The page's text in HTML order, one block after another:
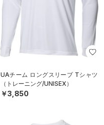
UAチーム ロングスリーブ Tシャツ
（トレーニング/UNISEX）
￥3,850